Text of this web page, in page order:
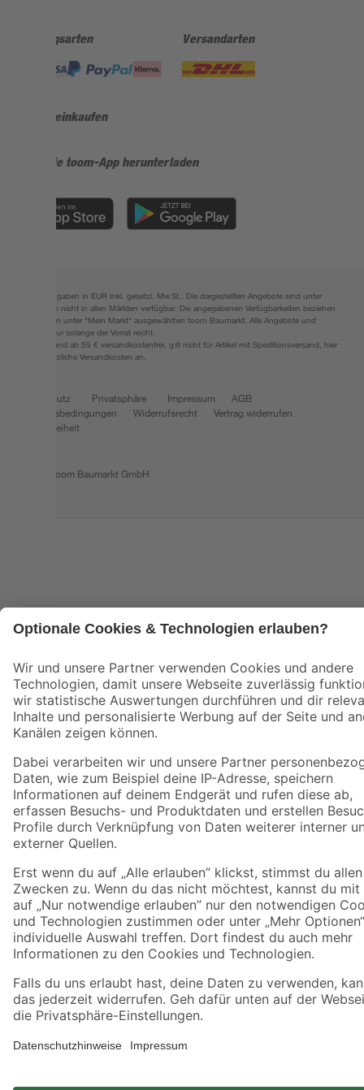
Zahlungsarten Versandarten
Sicher einkaufen
Jetzt die toom-App herunterladen
Alle Preisangaben in EUR inkl. gesetzl. MwSt.. Die dargestellten Angebote sind unter
Umständen nicht in allen Märkten verfügbar. Die angegebenen Verfügbarkeiten beziehen
sich auf den unter "Mein Markt" ausgewählten toom Baumarkt. Alle Angebote und
Produkte nur solange der Vorrat reicht.
*Paketversand ab 59 € versandkostenfrei, gilt nicht für Artikel mit Speditionsversand, hier
fallen zusätzliche Versandkosten an.
Datenschutz Privatsphäre Impressum
AGB
Nutzungsbedingungen
Widerrufsrecht
Vertrag widerrufen
Barrierefreiheit
© 2026 toom Baumarkt GmbH